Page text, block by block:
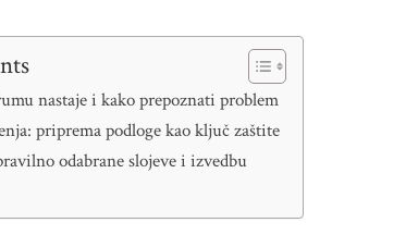
nastaje i kako prepoznati problem
priprema podloge kao ključ zaštite
odabrane slojeve i izvedbu